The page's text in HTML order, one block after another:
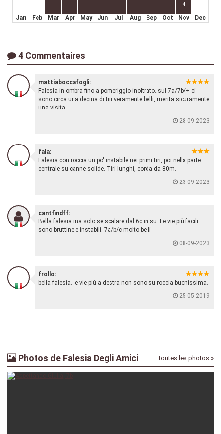
4
Jan
Feb Mar Apr May Jun Jul Aug Sep Oct Nov Dec
4 Commentaires
mattiaboccafogli:
Falesia in ombra fino a pomeriggio inoltrato..sul 7a/7b/+ ci
sono circa una decina di tiri veramente belli, merita sicuramente
una visita.
28-09-2023
fala:
Falesia con roccia un po' instabile nei primi tiri, poi nella parte
centrale su canne solide. Tiri lunghi, corda da 80m.
23-09-2023
cantfindff:
Bella falesia ma solo se scalare dal 6c in su. Le vie più facili
sono bruttine e instabili. 7a/b/c molto belli
08-09-2023
frollo:
bella falesia. le vie più a destra non sono su roccia buonissima.
25-05-2019
Photos de Falesia Degli Amici toutes les photos »